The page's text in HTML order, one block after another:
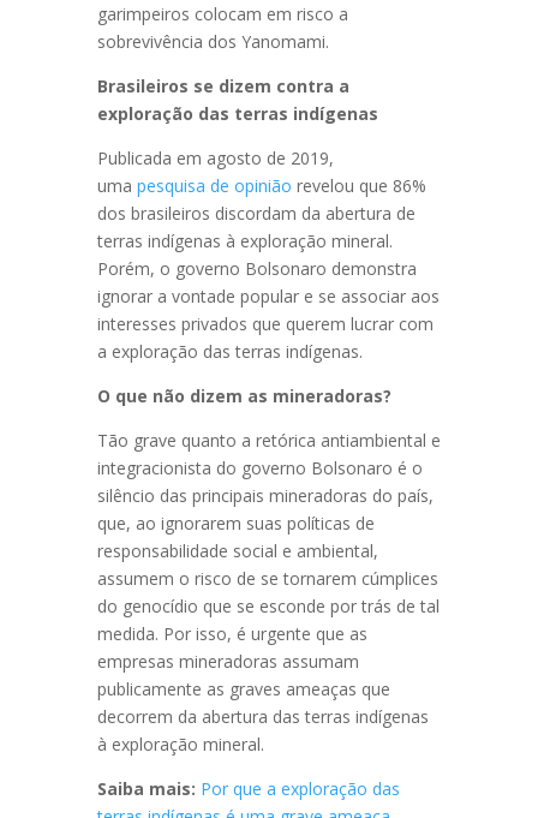
garimpeiros colocam em risco a
sobrevivência dos Yanomami.
Brasileiros se dizem contra a
exploração das terras indígenas
Publicada em agosto de 2019,
uma pesquisa de opinião revelou que 86%
dos brasileiros discordam da abertura de
terras indígenas à exploração mineral.
Porém, o governo Bolsonaro demonstra
ignorar a vontade popular e se associar aos
interesses privados que querem lucrar com
a exploração das terras indígenas.
O que não dizem as mineradoras?
Tão grave quanto a retórica antiambiental e
integracionista do governo Bolsonaro é o
silêncio das principais mineradoras do país,
que, ao ignorarem suas políticas de
responsabilidade social e ambiental,
assumem o risco de se tornarem cúmplices
do genocídio que se esconde por trás de tal
medida. Por isso, é urgente que as
empresas mineradoras assumam
publicamente as graves ameaças que
decorrem da abertura das terras indígenas
à exploração mineral.
Saiba mais: Por que a exploração das